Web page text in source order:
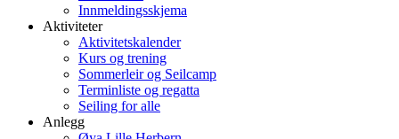
Innmeldingsskjema
Aktiviteter
Aktivitetskalender
Kurs og trening
Sommerleir og Seilcamp
Terminliste og regatta
Seiling for alle
Anlegg